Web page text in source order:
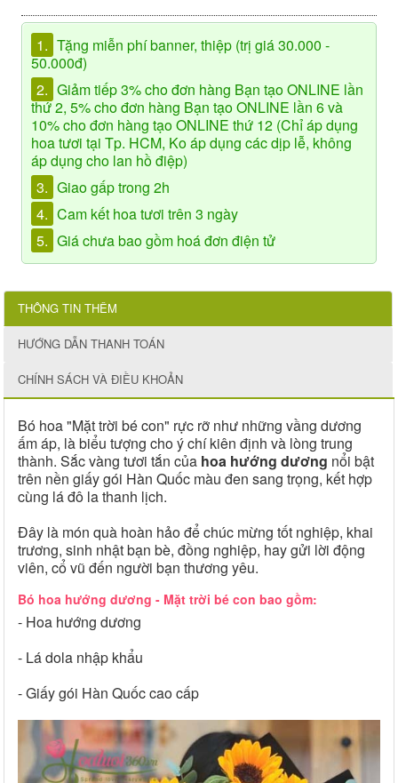
1. Tặng miễn phí banner, thiệp (trị giá 30.000 -
50.000đ)
2. Giảm tiếp 3% cho đơn hàng Bạn tạo ONLINE lần
thứ 2, 5% cho đơn hàng Bạn tạo ONLINE lần 6 và
10% cho đơn hàng tạo ONLINE thứ 12 (Chỉ áp dụng
hoa tươi tại Tp. HCM, Ko áp dụng các dịp lễ, không
áp dụng cho lan hồ điệp)
3. Giao gấp trong 2h
4. Cam kết hoa tươi trên 3 ngày
5. Giá chưa bao gồm hoá đơn điện tử
THÔNG TIN THÊM
HƯỚNG DẪN THANH TOÁN
CHÍNH SÁCH VÀ ĐIỀU KHOẢN
Bó hoa "Mặt trời bé con" rực rỡ như những vầng dương
ấm áp, là biểu tượng cho ý chí kiên định và lòng trung
thành. Sắc vàng tươi tắn của hoa hướng dương nổi bật
trên nền giấy gói Hàn Quốc màu đen sang trọng, kết hợp
cùng lá đô la thanh lịch.
Đây là món quà hoàn hảo để chúc mừng tốt nghiệp, khai
trương, sinh nhật bạn bè, đồng nghiệp, hay gửi lời động
viên, cổ vũ đến người bạn thương yêu.
Bó hoa hướng dương - Mặt trời bé con bao gồm:
- Hoa hướng dương
- Lá dola nhập khẩu
- Giấy gói Hàn Quốc cao cấp